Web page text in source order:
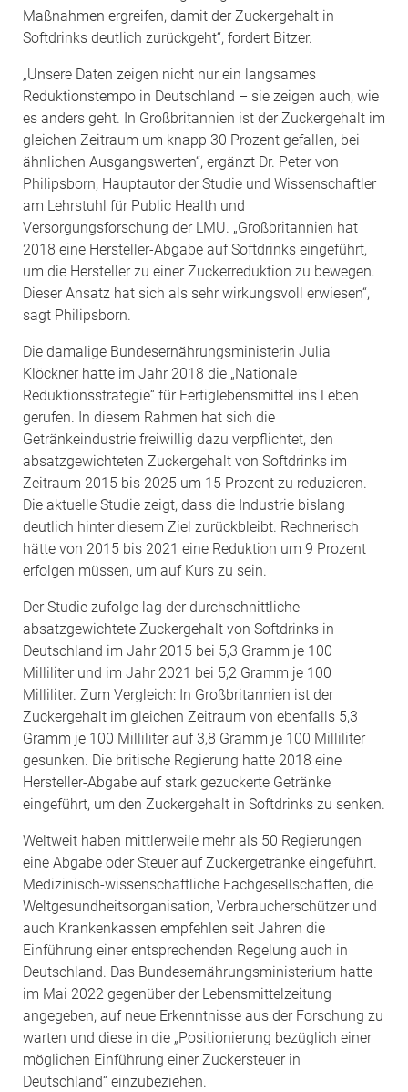
Maßnahmen ergreifen, damit der Zuckergehalt in
Softdrinks deutlich zurückgeht“, fordert Bitzer.
„Unsere Daten zeigen nicht nur ein langsames
Reduktionstempo in Deutschland – sie zeigen auch, wie
es anders geht. In Großbritannien ist der Zuckergehalt im
gleichen Zeitraum um knapp 30 Prozent gefallen, bei
ähnlichen Ausgangswerten“, ergänzt Dr. Peter von
Philipsborn, Hauptautor der Studie und Wissenschaftler
am Lehrstuhl für Public Health und
Versorgungsforschung der LMU. „Großbritannien hat
2018 eine Hersteller-Abgabe auf Softdrinks eingeführt,
um die Hersteller zu einer Zuckerreduktion zu bewegen.
Dieser Ansatz hat sich als sehr wirkungsvoll erwiesen“,
sagt Philipsborn.
Die damalige Bundesernährungsministerin Julia
Klöckner hatte im Jahr 2018 die „Nationale
Reduktionsstrategie“ für Fertiglebensmittel ins Leben
gerufen. In diesem Rahmen hat sich die
Getränkeindustrie freiwillig dazu verpflichtet, den
absatzgewichteten Zuckergehalt von Softdrinks im
Zeitraum 2015 bis 2025 um 15 Prozent zu reduzieren.
Die aktuelle Studie zeigt, dass die Industrie bislang
deutlich hinter diesem Ziel zurückbleibt. Rechnerisch
hätte von 2015 bis 2021 eine Reduktion um 9 Prozent
erfolgen müssen, um auf Kurs zu sein.
Der Studie zufolge lag der durchschnittliche
absatzgewichtete Zuckergehalt von Softdrinks in
Deutschland im Jahr 2015 bei 5,3 Gramm je 100
Milliliter und im Jahr 2021 bei 5,2 Gramm je 100
Milliliter. Zum Vergleich: In Großbritannien ist der
Zuckergehalt im gleichen Zeitraum von ebenfalls 5,3
Gramm je 100 Milliliter auf 3,8 Gramm je 100 Milliliter
gesunken. Die britische Regierung hatte 2018 eine
Hersteller-Abgabe auf stark gezuckerte Getränke
eingeführt, um den Zuckergehalt in Softdrinks zu senken.
Weltweit haben mittlerweile mehr als 50 Regierungen
eine Abgabe oder Steuer auf Zuckergetränke eingeführt.
Medizinisch-wissenschaftliche Fachgesellschaften, die
Weltgesundheitsorganisation, Verbraucherschützer und
auch Krankenkassen empfehlen seit Jahren die
Einführung einer entsprechenden Regelung auch in
Deutschland. Das Bundesernährungsministerium hatte
im Mai 2022 gegenüber der Lebensmittelzeitung
angegeben, auf neue Erkenntnisse aus der Forschung zu
warten und diese in die „Positionierung bezüglich einer
möglichen Einführung einer Zuckersteuer in
Deutschland“ einzubeziehen.